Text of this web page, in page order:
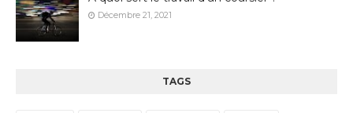
Décembre 21, 2021
TAGS